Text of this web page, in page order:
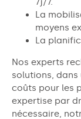
La
moyens
La
Nos experts
solutions, dans
coûts pour les
expertise par
nécessaire,